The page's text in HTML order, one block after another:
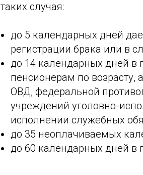
таких случая:
до 5 календарных дней
регистрации брака или в
до 14 календарных дней в
пенсионерам по возрасту,
ОВД, федеральной
учреждений уголовно-
исполнении служебных
до 35 неоплачиваемых
до 60 календарных дней в